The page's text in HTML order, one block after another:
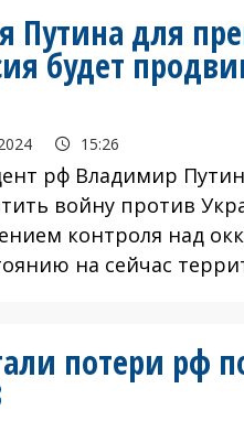
Путина для
будет
15:26
рф Владимир
войну против
контроля над
на сейчас
потери рф